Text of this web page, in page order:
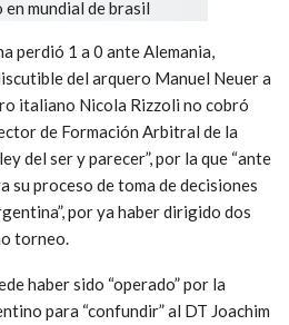
perdió 1 a 0 ante Alemania,
del arquero Manuel Neuer a
italiano Nicola Rizzoli no cobró
de Formación Arbitral de la
del ser y parecer”, por la que “ante
su proceso de toma de decisiones
por ya haber dirigido dos
torneo.
haber sido “operado” por la
para “confundir” al DT Joachim